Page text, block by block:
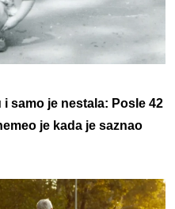
samo je nestala: Posle 42
je kada je saznao